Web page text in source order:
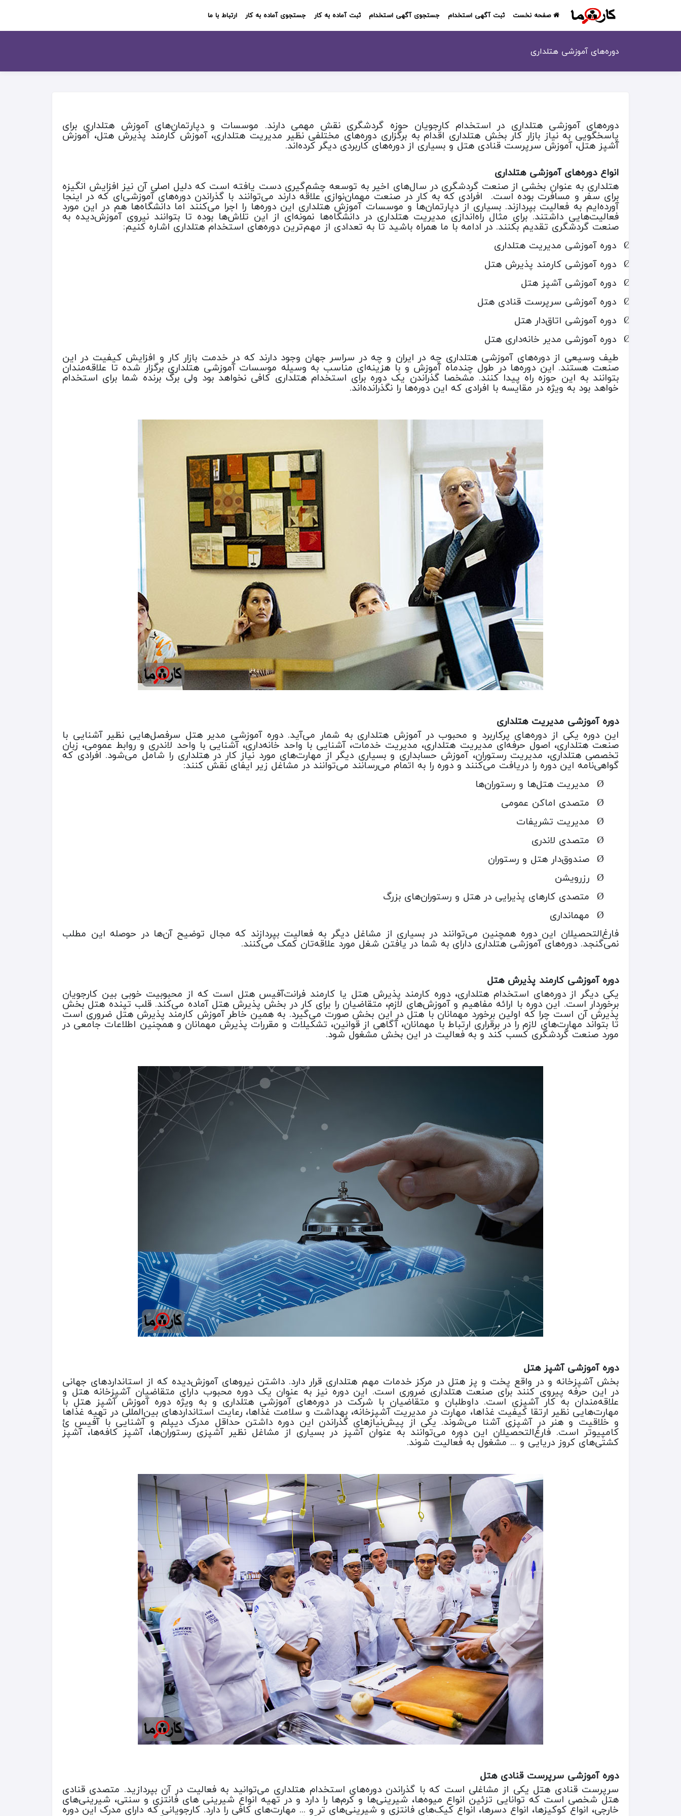
صفحه نخست ثبت آگهی استخدام جستجوی آگهی استخدام ثبت آماده به کار جستجوی آماده به کار ارتباط با ما
دوره‌های آموزشی هتلداری
دوره‌های آموزشی هتلداری در استخدام کارجویان حوزه گردشگری نقش مهمی دارند. موسسات و دپارتمان‌های آموزش هتلداری برای
پاسخگویی به نیاز بازار کار بخش هتلداری اقدام به برگزاری دوره‌های مختلفی نظیر مدیریت هتلداری، آموزش کارمند پذیرش هتل، آموزش
آشپز هتل، آموزش سرپرست قنادی هتل و بسیاری از دوره‌های کاربردی دیگر کرده‌اند.
انواع دوره‌های آموزشی هتلداری
هتلداری به عنوان بخشی از صنعت گردشگری در سال‌های اخیر به توسعه چشم‌گیری دست یافته است که دلیل اصلی آن نیز افزایش انگیزه
برای سفر و مسافرت بوده است. افرادی که به کار در صنعت مهمان‌نوازی علاقه دارند می‌توانند با گذراندن دوره‌های آموزشی‌ای که در اینجا
آورده‌ایم به فعالیت بپردازند. بسیاری از دپارتمان‌ها و موسسات آموزش هتلداری این دوره‌ها را اجرا می‌کنند اما دانشگاه‌ها هم در این مورد
فعالیت‌هایی داشتند. برای مثال راه‌اندازی مدیریت هتلداری در دانشگاه‌ها نمونه‌ای از این تلاش‌ها بوده تا بتوانند نیروی آموزش‌دیده به
صنعت گردشگری تقدیم بکنند. در ادامه با ما همراه باشید تا به تعدادی از مهم‌ترین دوره‌های استخدام هتلداری اشاره کنیم:
Ø دوره آموزشی مدیریت هتلداری
Ø دوره آموزشی کارمند پذیرش هتل
Ø دوره آموزشی آشپز هتل
Ø دوره آموزشی سرپرست قنادی هتل
Ø دوره آموزشی اتاق‌دار هتل
Ø
دوره آموزشی مدیر خانه‌داری هتل
طیف وسیعی از دوره‌های آموزشی هتلداری چه در ایران و چه در سراسر جهان وجود دارند که در خدمت بازار کار و افزایش کیفیت در این
صنعت هستند. این دوره‌ها در طول چندماه آموزش و با هزینه‌ای مناسب به وسیله موسسات آموزشی هتلداری برگزار شده تا علاقه‌مندان
بتوانند به این حوزه راه پیدا کنند. مشخصا گذراندن یک دوره برای استخدام هتلداری کافی نخواهد بود ولی برگ برنده شما برای استخدام
خواهد بود به ویژه در مقایسه با افرادی که این دوره‌ها را نگذرانده‌اند.
دوره آموزشی مدیریت هتلداری
این دوره یکی از دوره‌های پرکاربرد و محبوب در آموزش هتلداری به شمار می‌آید. دوره آموزشی مدیر هتل سرفصل‌هایی نظیر آشنایی با
صنعت هتلداری، اصول حرفه‌ای مدیریت هتلداری، مدیریت خدمات، آشنایی با واحد خانه‌داری، آشنایی با واحد لاندری و روابط عمومی، زبان
تخصصی هتلداری، مدیریت رستوران، آموزش حسابداری و بسیاری دیگر از مهارت‌های مورد نیاز کار در هتلداری را شامل می‌شود. افرادی که
گواهی‌نامه این دوره را دریافت می‌کنند و دوره را به اتمام می‌رسانند می‌توانند در مشاغل زیر ایفای نقش کنند:
Ø مدیریت هتل‌ها و رستوران‌ها
Ø متصدی اماکن عمومی
Ø مدیریت تشریفات
Ø متصدی لاندری
Ø صندوق‌دار هتل و رستوران
Ø رزرویشن
Ø متصدی کارهای پذیرایی در هتل و رستوران‌های بزرگ
Ø
مهمانداری
فارغ‌التحصیلان این دوره همچنین می‌توانند در بسیاری از مشاغل دیگر به فعالیت بپردازند که مجال توضیح آن‌ها در حوصله این مطلب
نمی‌گنجد. دوره‌های آموزشی هتلداری دارای به شما در یافتن شغل مورد علاقه‌تان کمک می‌کنند.
دوره آموزشی کارمند پذیرش هتل
یکی دیگر از دوره‌های استخدام هتلداری، دوره کارمند پذیرش هتل یا کارمند فرانت‌آفیس هتل است که از محبوبیت خوبی بین کارجویان
برخوردار است. این دوره با ارائه مفاهیم و آموزش‌های لازم، متقاضیان را برای کار در بخش پذیرش هتل آماده می‌کند. قلب تپنده هتل بخش
پذیرش آن است چرا که اولین برخورد مهمانان با هتل در این بخش صورت می‌گیرد. به همین خاطر آموزش کارمند پذیرش هتل ضروری است
تا بتواند مهارت‌های لازم را در برقراری ارتباط با مهمانان، آگاهی از قوانین، تشکیلات و مقررات پذیرش مهمانان و همچنین اطلاعات جامعی در
مورد صنعت گردشگری کسب کند و به فعالیت در این بخش مشغول شود.
دوره آموزشی آشپز هتل
بخش آشپزخانه و در واقع پخت و پز هتل در مرکز خدمات مهم هتلداری قرار دارد. داشتن نیروهای آموزش‌دیده که از استانداردهای جهانی
در این حرفه پیروی کنند برای صنعت هتلداری ضروری است. این دوره نیز به عنوان یک دوره محبوب دارای متقاضیان آشپزخانه هتل و
علاقه‌مندان به کار آشپزی است. داوطلبان و متقاضیان با شرکت در دوره‌های آموزشی هتلداری و به ویژه دوره آموزش آشپز هتل با
مهارت‌هایی نظیر ارتقا کیفیت غذاها، مهارت در مدیریت آشپزخانه، بهداشت و سلامت غذاها، رعایت استانداردهای بین‌المللی در تهیه غذاها
و خلاقیت و هنر در آشپزی آشنا می‌شوند. یکی از پیش‌نیازهای گذراندن این دوره داشتن حداقل مدرک دیپلم و آشنایی با آفیس ئ
کامپیوتر است. فارغ‌التحصیلان این دوره می‌توانند به عنوان آشپز در بسیاری از مشاغل نظیر آشپزی رستوران‌ها، آشپز کافه‌ها، آشپز
کشتی‌های کروز دریایی و ... مشغول به فعالیت شوند.
دوره آموزشی سرپرست قنادی هتل
سرپرست قنادی هتل یکی از مشاغلی است که با گذراندن دوره‌های استخدام هتلداری می‌توانید به فعالیت در آن بپردازید. متصدی قنادی
هتل شخصی است که توانایی تزئین انواع میوه‌ها، شیرینی‌ها و کرم‌ها را دارد و در تهیه انواع شیرینی ‌های فانتزی و سنتی، شیرینی‌های
خارجی، انواع کوکیزها، انواع دسرها، انواع کیک‌های فانتزی و شیرینی‌های تر و ... مهارت‌های کافی را دارد. کارجویانی که دارای مدرک این دوره